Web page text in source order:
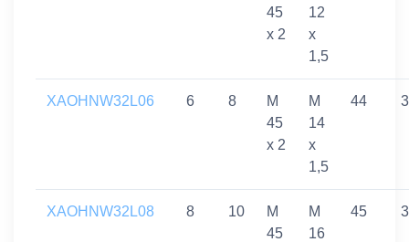
45
x 2
12
x
1,5
XAOHNW32L06 6 8
M
45
x 2
M
14
x
1,5
44
XAOHNW32L08 8 10
M
45
M
16
45